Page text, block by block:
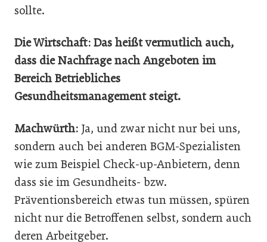
sollte.
Die Wirtschaft: Das heißt vermutlich auch,
dass die Nachfrage nach Angeboten im
Bereich Betriebliches
Gesundheitsmanagement steigt.
Machwürth: Ja, und zwar nicht nur bei uns,
sondern auch bei anderen BGM-Spezialisten
wie zum Beispiel Check-up-Anbietern, denn
dass sie im Gesundheits- bzw.
Präventionsbereich etwas tun müssen, spüren
nicht nur die Betroffenen selbst, sondern auch
deren Arbeitgeber.